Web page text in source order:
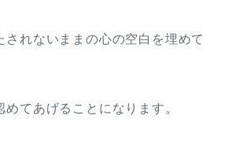
されないままの心の空白を埋めて
てあげることになります。